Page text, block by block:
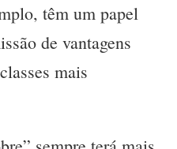
têm um papel
de vantagens
mais